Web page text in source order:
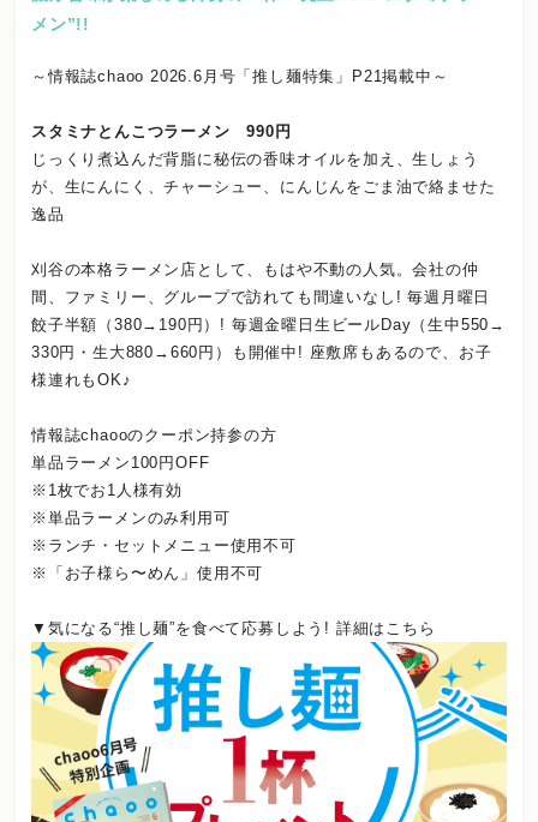
メン”!!
～情報誌chaoo 2026.6月号「推し麺特集」P21掲載中～
スタミナとんこつラーメン 990円
じっくり煮込んだ背脂に秘伝の香味オイルを加え、生しょう
が、生にんにく、チャーシュー、にんじんをごま油で絡ませた
逸品
刈谷の本格ラーメン店として、もはや不動の人気。会社の仲
間、ファミリー、グループで訪れても間違いなし! 毎週月曜日
餃子半額（380→190円）! 毎週金曜日生ビールDay（生中550→
330円・生大880→660円）も開催中! 座敷席もあるので、お子
様連れもOK♪
情報誌chaooのクーポン持参の方
単品ラーメン100円OFF
※1枚でお1人様有効
※単品ラーメンのみ利用可
※ランチ・セットメニュー使用不可
※「お子様ら〜めん」使用不可
▼気になる“推し麺”を食べて応募しよう! 詳細はこちら